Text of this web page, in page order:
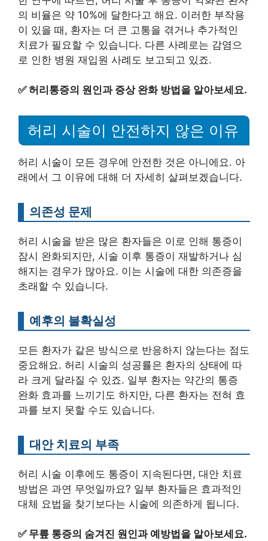
의 비율은 약 10%에 달한다고 해요. 이러한 부작용
이 있을 때, 환자는 더 큰 고통을 겪거나 추가적인
치료가 필요할 수 있습니다. 다른 사례로는 감염으
로 인한 병원 재입원 사례도 보고되고 있죠.
✅허리통증의 원인과 증상 완화 방법을 알아보세요.
허리 시술이 안전하지 않은 이유
허리 시술이 모든 경우에 안전한 것은 아니에요. 아
래에서 그 이유에 대해 더 자세히 살펴보겠습니다.
의존성 문제
허리 시술을 받은 많은 환자들은 이로 인해 통증이
잠시 완화되지만, 시술 이후 통증이 재발하거나 심
해지는 경우가 많아요. 이는 시술에 대한 의존증을
초래할 수 있습니다.
예후의 불확실성
모든 환자가 같은 방식으로 반응하지 않는다는 점도
중요해요. 허리 시술의 성공률은 환자의 상태에 따
라 크게 달라질 수 있죠. 일부 환자는 약간의 통증
완화 효과를 느끼기도 하지만, 다른 환자는 전혀 효
과를 보지 못할 수도 있습니다.
대안 치료의 부족
허리 시술 이후에도 통증이 지속된다면, 대안 치료
방법은 과연 무엇일까요? 일부 환자들은 효과적인
대체 요법을 찾기보다는 시술에 의존하게 됩니다.
✅ 무릎 통증의 숨겨진 원인과 예방법을 알아보세요.